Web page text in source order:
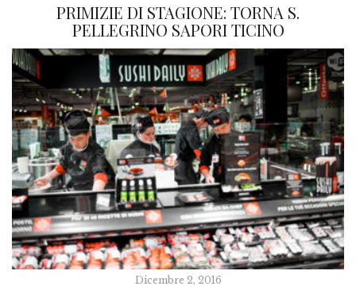
PRIMIZIE DI STAGIONE: TORNA S.
PELLEGRINO SAPORI TICINO
Dicembre 2, 2016